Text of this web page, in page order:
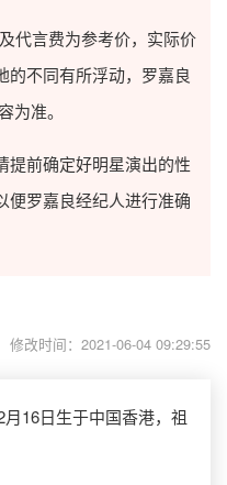
言费为参考价，实际价
的不同有所浮动，罗嘉良
为准。
前确定好明星演出的性
便罗嘉良经纪人进行准确
修改时间：2021-06-04 09:29:55
16日生于中国香港，祖